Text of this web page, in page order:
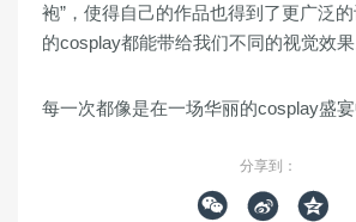
袍”，使得自己的作品也得到了更广泛
的cosplay都能带给我们不同的视觉效果
每一次都像是在一场华丽的cosplay盛宴
分享到：
  